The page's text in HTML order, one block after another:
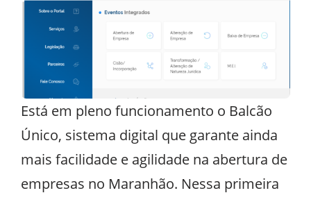
Está em pleno funcionamento o Balcão
Único, sistema digital que garante ainda
mais facilidade e agilidade na abertura de
empresas no Maranhão. Nessa primeira